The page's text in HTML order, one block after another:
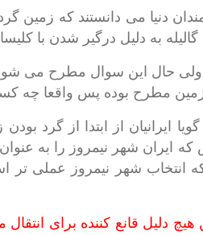
دنیا می دانستند که
به دلیل درگیر شدن با
1642 زندگی کرد ولی حال این سوال
ایرانیان از ابتدا از گرد
از 3730 سال پیش که ایران شهر
انتخاب شهر نیمروز عملی تر
که من هیچ دلیل قانع کننده برای